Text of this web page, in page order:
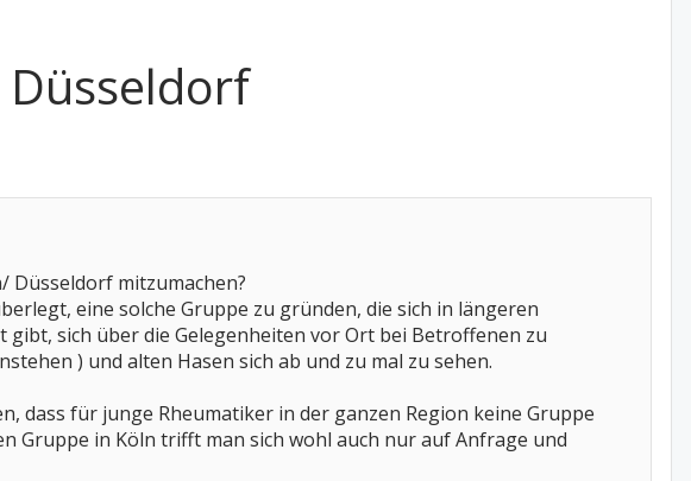
mitzumachen?
eine solche Gruppe zu gründen, die sich in längeren
sich über die Gelegenheiten vor Ort bei Betroffenen zu
) und alten Hasen sich ab und zu mal zu sehen.
dass für junge Rheumatiker in der ganzen Region keine Gruppe
Gruppe in Köln trifft man sich wohl auch nur auf Anfrage und